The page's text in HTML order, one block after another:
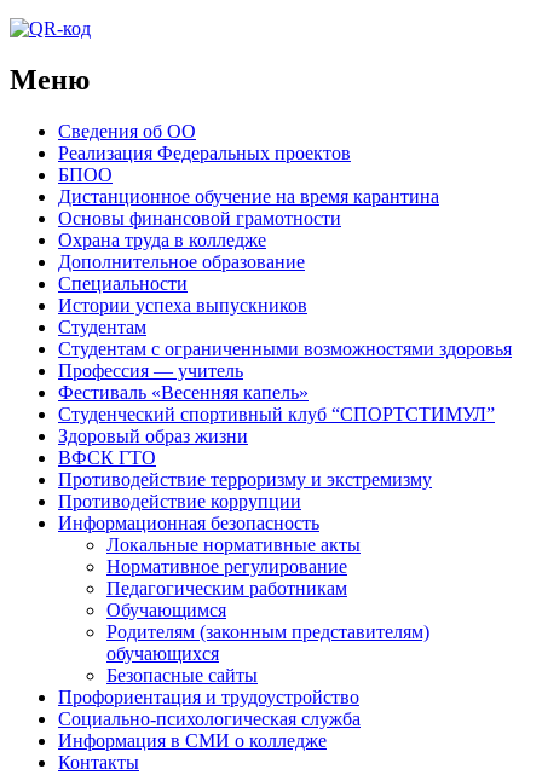
Меню
Сведения об ОО
Реализация Федеральных проектов
БПОО
Дистанционное обучение на время карантина
Основы финансовой грамотности
Охрана труда в колледже
Дополнительное образование
Специальности
Истории успеха выпускников
Студентам
Студентам с ограниченными возможностями здоровья
Профессия — учитель
Фестиваль «Весенняя капель»
Студенческий спортивный клуб “СПОРТСТИМУЛ”
Здоровый образ жизни
ВФСК ГТО
Противодействие терроризму и экстремизму
Противодействие коррупции
Информационная безопасность
Локальные нормативные акты
Нормативное регулирование
Педагогическим работникам
Обучающимся
Родителям (законным представителям)
обучающихся
Безопасные сайты
Профориентация и трудоустройство
Социально-психологическая служба
Информация в СМИ о колледже
Контакты